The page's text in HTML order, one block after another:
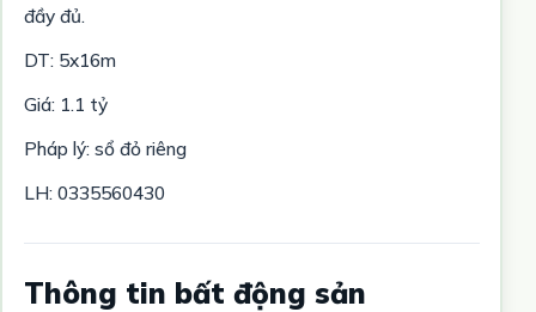
đầy đủ.
DT: 5x16m
Giá: 1.1 tỷ
Pháp lý: sổ đỏ riêng
LH: 0335560430
Thông tin bất động sản